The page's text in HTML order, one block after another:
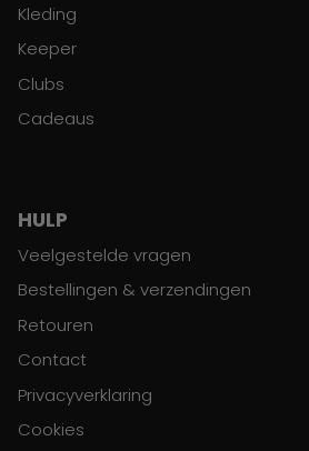
Kleding
Keeper
Clubs
Cadeaus
HULP
Veelgestelde vragen
Bestellingen & verzendingen
Retouren
Contact
Privacyverklaring
Cookies